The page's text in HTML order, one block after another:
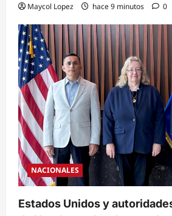
Maycol Lopez hace 9 minutos 0
NACIONALES
Estados Unidos y